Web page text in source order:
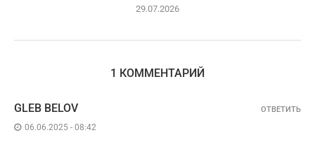
29.07.2026
1 КОММЕНТАРИЙ
GLEB BELOV
06.06.2025 - 08:42
ОТВЕТИТЬ